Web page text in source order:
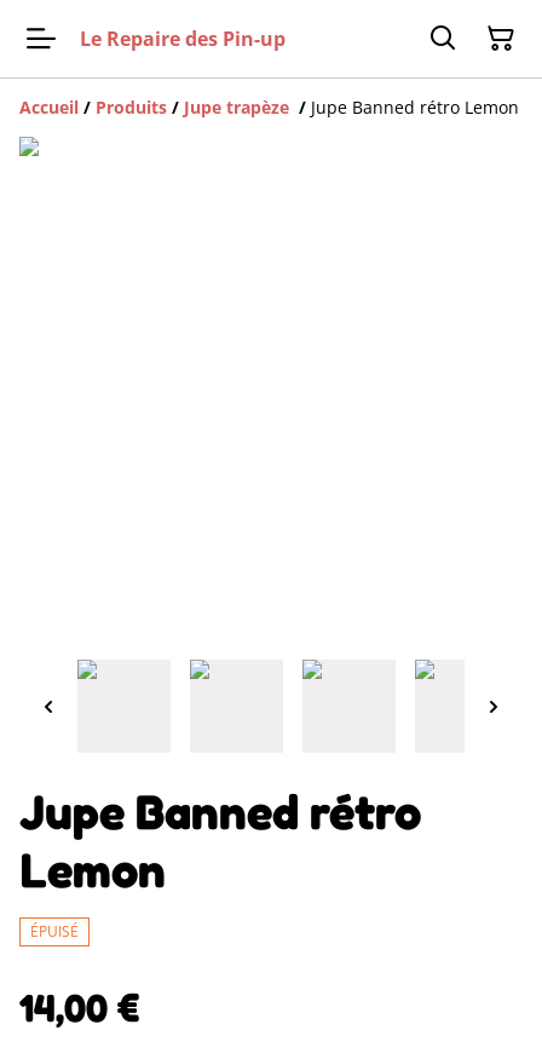
Le Repaire des Pin-up
Accueil / Produits / Jupe trapèze / Jupe Banned rétro Lemon
Jupe Banned rétro
Lemon
ÉPUISÉ
14,00 €